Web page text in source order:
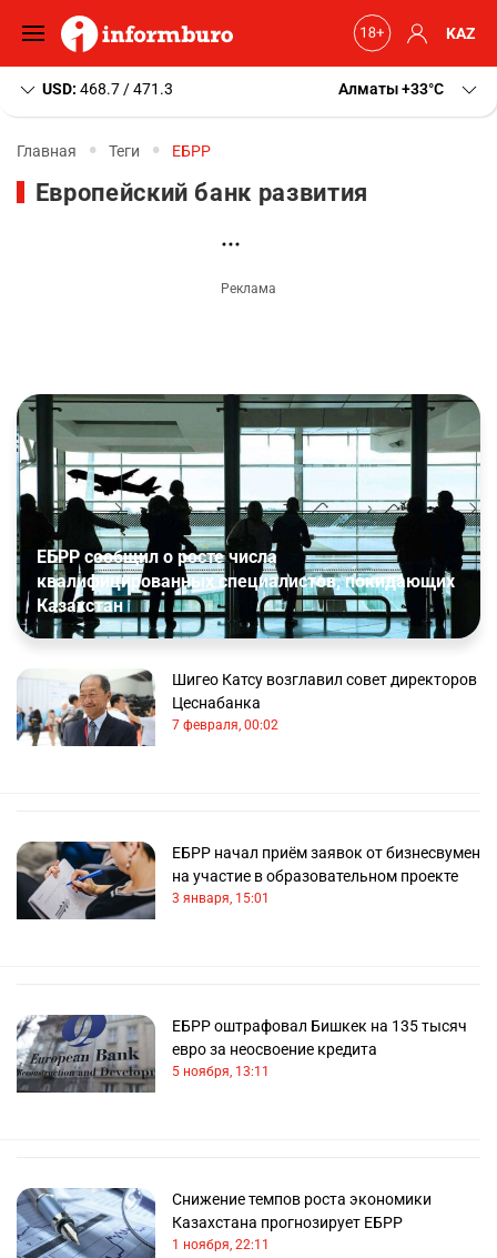
KAZ
USD: 468.7 / 471.3 Алматы+33 C
Главная Теги ЕБРР
Европейский банк развития
ЕБРР сообщил о росте числа
квалифицированных специалистов, покидающих
Казахстан
Шигео Катсу возглавил совет директоров
Цеснабанка
7 февраля, 00:02
ЕБРР начал приём заявок от бизнесвумен
на участие в образовательном проекте
3 января, 15:01
ЕБРР оштрафовал Бишкек на 135 тысяч
евро за неосвоение кредита
5 ноября, 13:11
Снижение темпов роста экономики
Казахстана прогнозирует ЕБРР
1 ноября, 22:11